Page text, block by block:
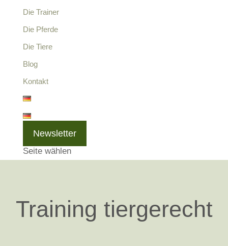
Die Trainer
Die Pferde
Die Tiere
Blog
Kontakt
Newsletter
Seite wählen
Training tiergerecht